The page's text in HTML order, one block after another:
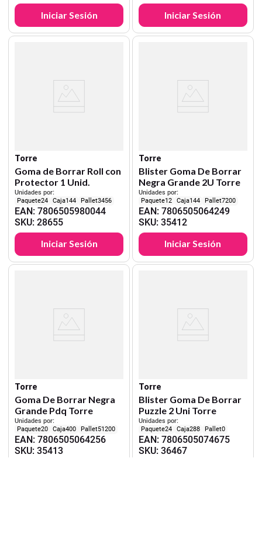
Iniciar Sesión
Iniciar Sesión
Torre
Goma de Borrar Roll con
Protector 1 Unid.
Unidades por:
24
144 3456
EAN:7806505980044
SKU:28655
Iniciar Sesión
Torre
Blister Goma De Borrar
Negra Grande 2U Torre
Unidades por:
12
144 7200
EAN: 7806505064249
SKU: 35412
Iniciar Sesión
Torre
Goma De Borrar Negra
Grande Pdq Torre
Unidades por:
20
400 51200
EAN:7806505064256
SKU:35413
Torre
Blister Goma De Borrar
Puzzle 2 Uni Torre
Unidades por:
24
288 0
EAN: 7806505074675
SKU: 36467